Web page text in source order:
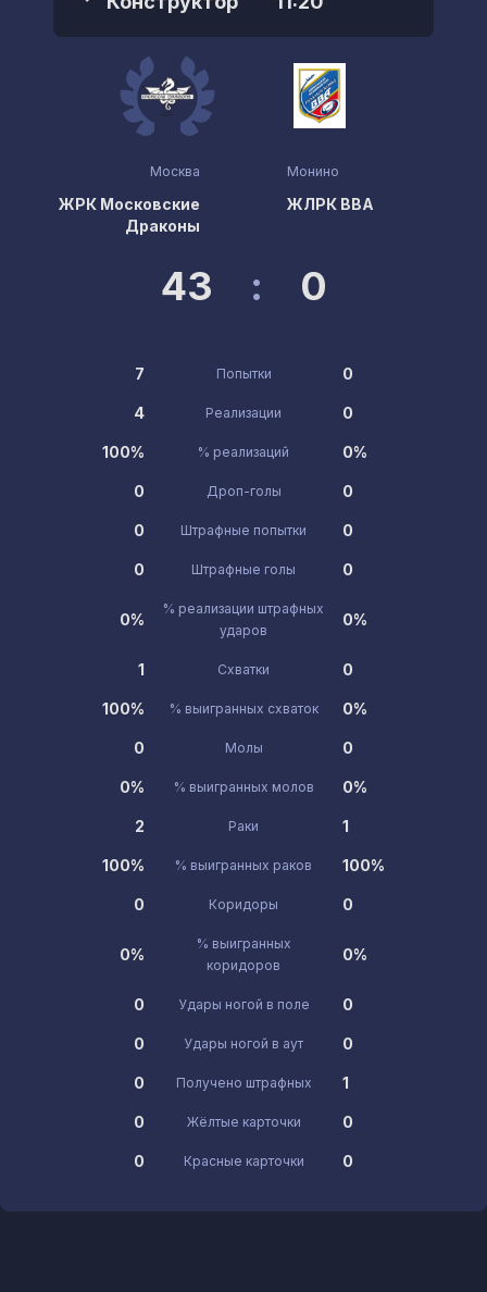
Москва
ЖРК Московские
Драконы
43 : 0
Монино
ЖЛРК ВВА
7 Попытки 0
4 Реализации 0
100% % реализаций 0%
0 Дроп-голы 0
0 Штрафные попытки 0
0 Штрафные голы 0
0%
% реализации штрафных
ударов
0%
1 Схватки 0
100% % выигранных схваток 0%
0 Молы 0
0% % выигранных молов 0%
2 Раки 1
100% % выигранных раков 100%
0 Коридоры 0
0%
% выигранных
коридоров
0%
0 Удары ногой в поле 0
0 Удары ногой в аут 0
0 Получено штрафных 1
0 Жёлтые карточки 0
0 Красные карточки 0